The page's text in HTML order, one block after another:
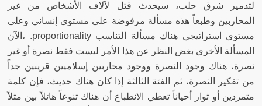
لتدمير شرق حلب، سيحدث قتل لآلاف الأشخاص من غير
المحاربين وطبعاً هذه مسألة مرفوضة على مستوى إنساني وعلى
مستوى استراتيجي هناك مسألة التناسبproportionality
. ،الآن
المسألة الأخرى بغض النظر عن هذا الأمر ليست فقط نصرة أو غير
نصرة، هناك وجود النصرة ووجود محاربين إسلاميين قريبين جداً
من تفكير النصرة، ثم الفئة الثالثة إذا كان هناك حديث، فإن كلمة
متمردين أو ثوار أحياناً تعطي الانطباع أن هناك تنوعاً هائلاً بين مثلاً